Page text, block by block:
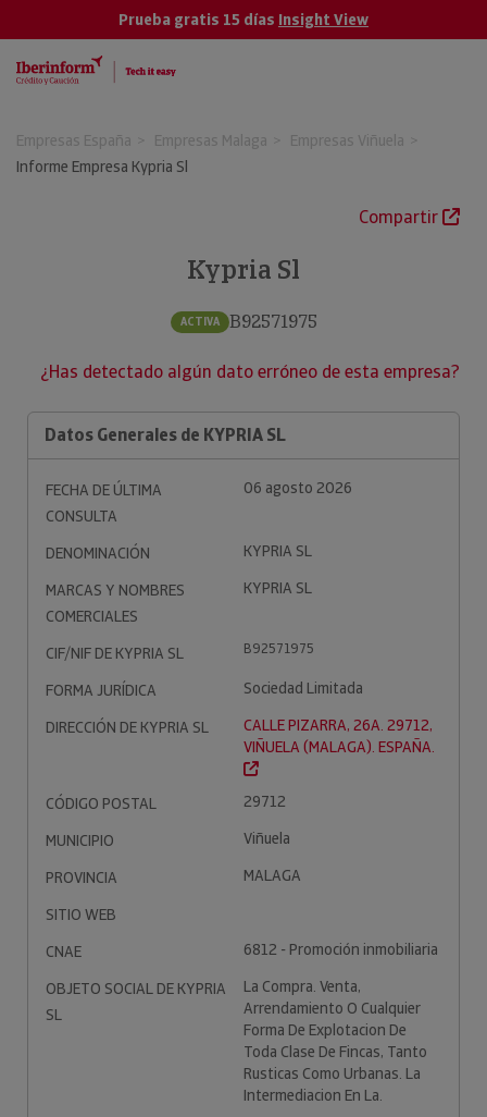
Prueba gratis 15 días Insight View
Empresas España Empresas Malaga
Empresas Viñuela
Informe Empresa Kypria Sl
Compartir
Kypria Sl
ACTIVA B92571975
¿Has detectado algún dato erróneo de esta empresa?
Datos Generales de KYPRIA SL
FECHA DE ÚLTIMA
CONSULTA
06 agosto 2026
DENOMINACIÓN
KYPRIA SL
MARCAS Y NOMBRES
COMERCIALES
KYPRIA SL
CIF/NIF DE KYPRIA SL B92571975
FORMA JURÍDICA
Sociedad Limitada
DIRECCIÓN DE KYPRIA SL
CALLE PIZARRA, 26A. 29712,
VIÑUELA (MALAGA). ESPAÑA.
CÓDIGO POSTAL
29712
MUNICIPIO
Viñuela
PROVINCIA
MALAGA
SITIO WEB
CNAE
6812 - Promoción inmobiliaria
OBJETO SOCIAL DE KYPRIA
SL
La Compra. Venta,
Arrendamiento O Cualquier
Forma De Explotacion De
Toda Clase De Fincas, Tanto
Rusticas Como Urbanas. La
Intermediacion En La.